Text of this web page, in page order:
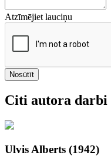
Atzīmējiet lauciņu
Nosūtīt
Citi autora darbi
Ulvis Alberts (1942)